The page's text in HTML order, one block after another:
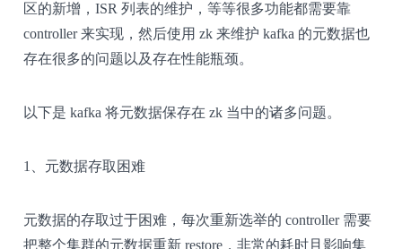
区的新增，ISR 列表的维护，等等很多功能都需要靠
controller 来实现，然后使用 zk 来维护 kafka 的元数据也
存在很多的问题以及存在性能瓶颈。
以下是 kafka 将元数据保存在 zk 当中的诸多问题。
1、元数据存取困难
元数据的存取过于困难，每次重新选举的 controller 需要
把整个集群的元数据重新 restore，非常的耗时且影响集